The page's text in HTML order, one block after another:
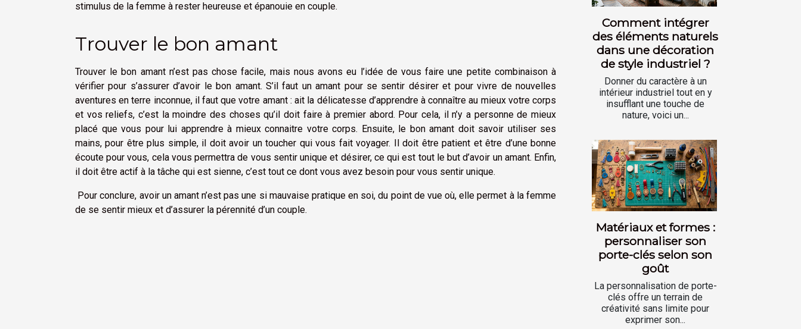
stimulus de la femme à rester heureuse et épanouie en couple.
Trouver le bon amant
Trouver le bon amant n’est pas chose facile, mais nous avons eu l’idée de vous faire une petite combinaison à
vérifier pour s’assurer d’avoir le bon amant. S’il faut un amant pour se sentir désirer et pour vivre de nouvelles
aventures en terre inconnue, il faut que votre amant : ait la délicatesse d’apprendre à connaître au mieux votre corps
et vos reliefs, c’est la moindre des choses qu’il doit faire à premier abord. Pour cela, il n’y a personne de mieux
placé que vous pour lui apprendre à mieux connaitre votre corps. Ensuite, le bon amant doit savoir utiliser ses
mains, pour être plus simple, il doit avoir un toucher qui vous fait voyager. Il doit être patient et être d’une bonne
écoute pour vous, cela vous permettra de vous sentir unique et désirer, ce qui est tout le but d’avoir un amant. Enfin,
il doit être actif à la tâche qui est sienne, c’est tout ce dont vous avez besoin pour vous sentir unique.
Pour conclure, avoir un amant n’est pas une si mauvaise pratique en soi, du point de vue où, elle permet à la femme
de se sentir mieux et d’assurer la pérennité d’un couple.
Comment intégrer
des éléments naturels
dans une décoration
de style industriel ?
Donner du caractère à un
intérieur industriel tout en y
insufflant une touche de
nature, voici un...
Matériaux et formes :
personnaliser son
porte-clés selon son
goût
La personnalisation de porte-
clés offre un terrain de
créativité sans limite pour
exprimer son...